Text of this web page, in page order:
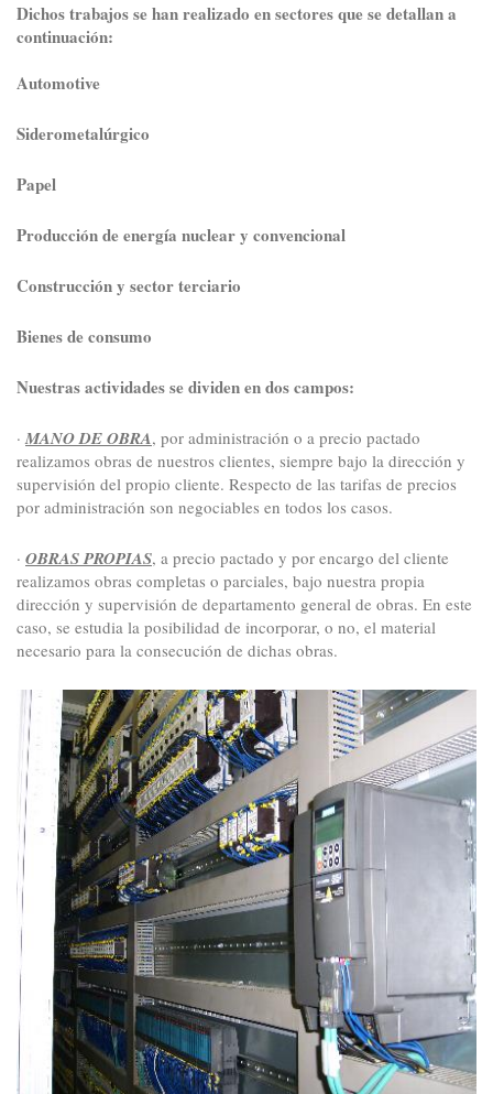
Dichos trabajos se han realizado en sectores que se detallan a
continuación:
Automotive
Siderometalúrgico
Papel
Producción de energía nuclear y convencional
Construcción y sector terciario
Bienes de consumo
Nuestras actividades se dividen en dos campos:
·MANO DE OBRA, por administración o a precio pactado
realizamos obras de nuestros clientes, siempre bajo la dirección y
supervisión del propio cliente. Respecto de las tarifas de precios
por administración son negociables en todos los casos.
· OBRAS PROPIAS, a precio pactado y por encargo del cliente
realizamos obras completas o parciales, bajo nuestra propia
dirección y supervisión de departamento general de obras. En este
caso, se estudia la posibilidad de incorporar, o no, el material
necesario para la consecución de dichas obras.